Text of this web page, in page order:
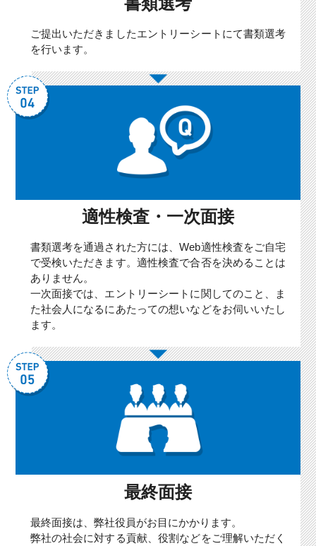
ご提出いただきましたエントリーシートにて書類選考
を行います。
適性検査・一次面接
書類選考を通過された方には、Web適性検査をご自宅
で受検いただきます。適性検査で合否を決めることは
ありません。
一次面接では、エントリーシートに関してのこと、ま
た社会人になるにあたっての想いなどをお伺いいたし
ます。
最終面接
最終面接は、弊社役員がお目にかかります。
弊社の社会に対する貢献、役割などをご理解いただく